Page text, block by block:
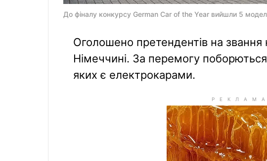
До фіналу конкурсу German Car of the Year вийшли 5
Оголошено претендентів на звання
Німеччині. За перемогу
яких є електрокарами.